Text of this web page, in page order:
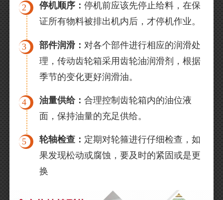
2 停机顺序： 停机前应该先停止给料，在保
证所有物料被排出机内后，才停机作业。
3 部件润滑： 对各个部件进行相应的润滑处
理，传动齿轮箱采用齿轮油润滑剂，根据
季节的变化更好润滑油。
4 油量供给： 合理控制齿轮箱内的油位液
面，保持油量的充足供给。
5 轮轴检查： 定期对轮箍进行仔细检查，如
果发现松动或腐蚀，要及时的紧固或是更
换